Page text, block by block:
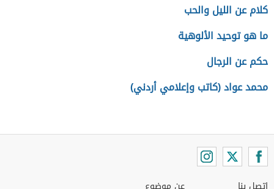
كلام عن الليل والحب
ما هو توحيد الألوهية
حكم عن الرجال
محمد عواد (كاتب وإعلامي أردني)